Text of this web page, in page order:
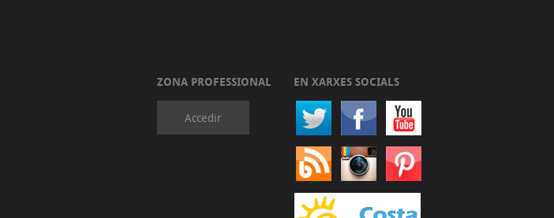
ZONA PROFESSIONAL
Accedir
EN XARXES SOCIALS